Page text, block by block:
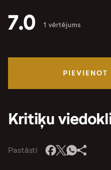
7.0 1 vērtējums
PIEVIENOT
Kritiķu
Pastāsti